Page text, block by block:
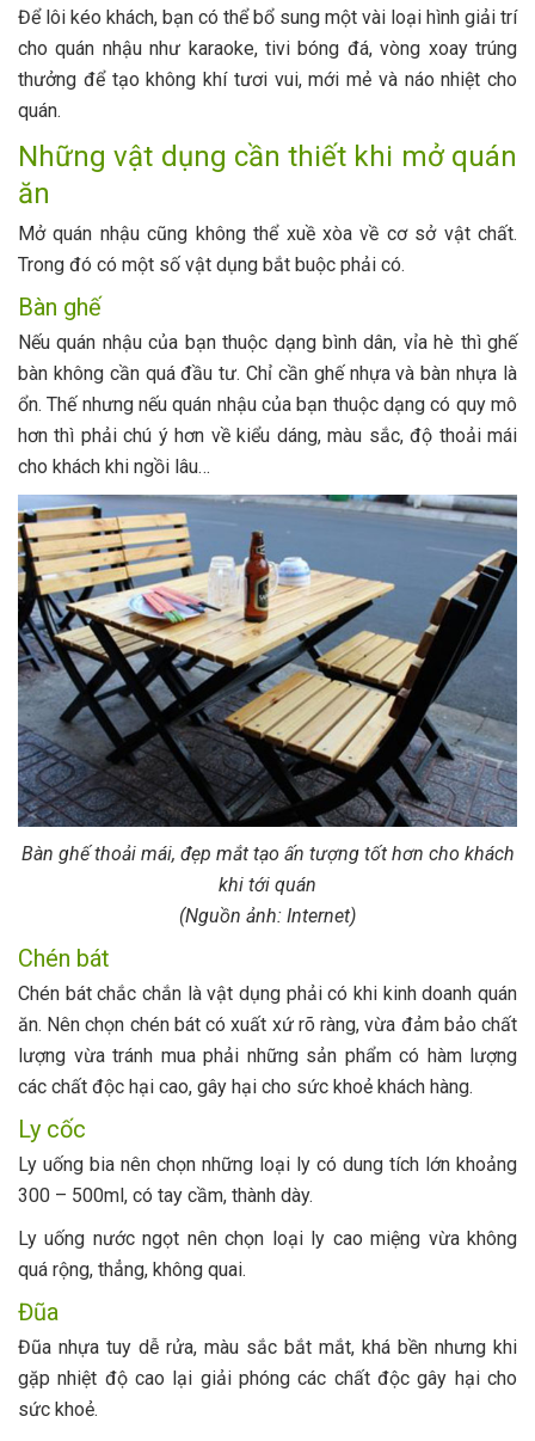
Để lôi kéo khách, bạn có thể bổ sung một vài loại hình giải trí
cho quán nhậu như karaoke, tivi bóng đá, vòng xoay trúng
thưởng để tạo không khí tươi vui, mới mẻ và náo nhiệt cho
quán.
Những vật dụng cần thiết khi mở quán
ăn
Mở quán nhậu cũng không thể xuề xòa về cơ sở vật chất.
Trong đó có một số vật dụng bắt buộc phải có.
Bàn ghế
Nếu quán nhậu của bạn thuộc dạng bình dân, vỉa hè thì ghế
bàn không cần quá đầu tư. Chỉ cần ghế nhựa và bàn nhựa là
ổn. Thế nhưng nếu quán nhậu của bạn thuộc dạng có quy mô
hơn thì phải chú ý hơn về kiểu dáng, màu sắc, độ thoải mái
cho khách khi ngồi lâu…
Bàn ghế thoải mái, đẹp mắt tạo ấn tượng tốt hơn cho khách
khi tới quán
(Nguồn ảnh: Internet)
Chén bát
Chén bát chắc chắn là vật dụng phải có khi kinh doanh quán
ăn. Nên chọn chén bát có xuất xứ rõ ràng, vừa đảm bảo chất
lượng vừa tránh mua phải những sản phẩm có hàm lượng
các chất độc hại cao, gây hại cho sức khoẻ khách hàng.
Ly cốc
Ly uống bia nên chọn những loại ly có dung tích lớn khoảng
300 – 500ml, có tay cầm, thành dày.
Ly uống nước ngọt nên chọn loại ly cao miệng vừa không
quá rộng, thẳng, không quai.
Đũa
Đũa nhựa tuy dễ rửa, màu sắc bắt mắt, khá bền nhưng khi
gặp nhiệt độ cao lại giải phóng các chất độc gây hại cho
sức khoẻ.